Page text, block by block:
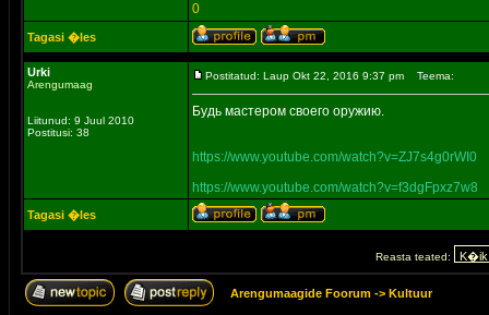
0
Tagasi �les
Urki
Arengumaag
Liitunud: 9 Juul 2010
Postitusi: 38
Postitatud: Laup Okt 22, 2016 9:37 pm Teema:
Будь мастером своего оружию.
https://www.youtube.com/watch?v=ZJ7s4g0rWI0
https://www.youtube.com/watch?v=f3dgFpxz7w8
Tagasi �les
Reasta teated:
Arengumaagide Foorum -> Kultuur